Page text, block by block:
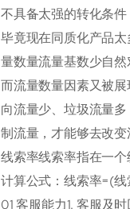
不具备太强的转化条件
毕竟现在同质化产品
量数量流量基数少自然
而流量数量因素又被
向流量少、垃圾流量
制流量，才能够去改变
线索率线索率指在一个
计算公式：线索率=(
01 客服能力1. 客服及